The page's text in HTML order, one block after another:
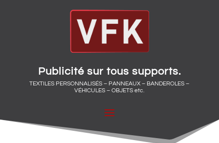
Publicité sur tous supports.
TEXTILES PERSONNALISÉS – PANNEAUX – BANDEROLES –
VÉHICULES – OBJETS etc.